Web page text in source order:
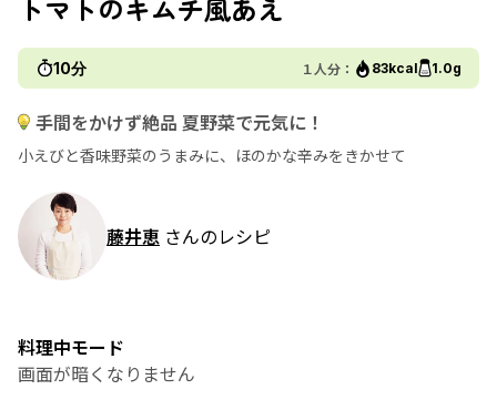
トマトのキムチ風あえ
10分 １人分： 83kcal 1.0g
手間をかけず絶品 夏野菜で元気に！
小えびと香味野菜のうまみに、ほのかな辛みをきかせて
藤井恵 さんのレシピ
料理中モード
画面が暗くなりません